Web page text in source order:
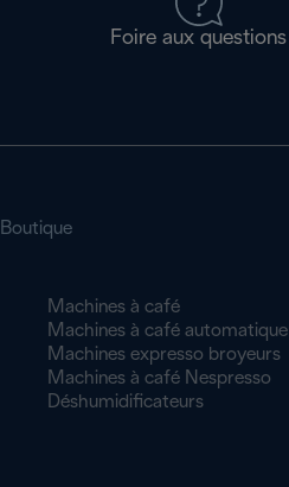
Foire aux questions
Boutique
Machines à café
Machines à café automatique
Machines expresso broyeurs
Machines à café Nespresso
Déshumidificateurs